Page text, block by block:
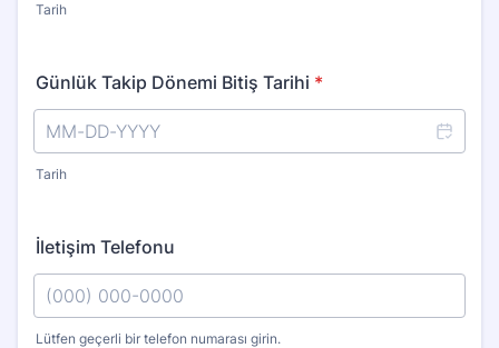
Tarih
Günlük Takip Dönemi Bitiş Tarihi *
Tarih
İletişim Telefonu
Lütfen geçerli bir telefon numarası girin.